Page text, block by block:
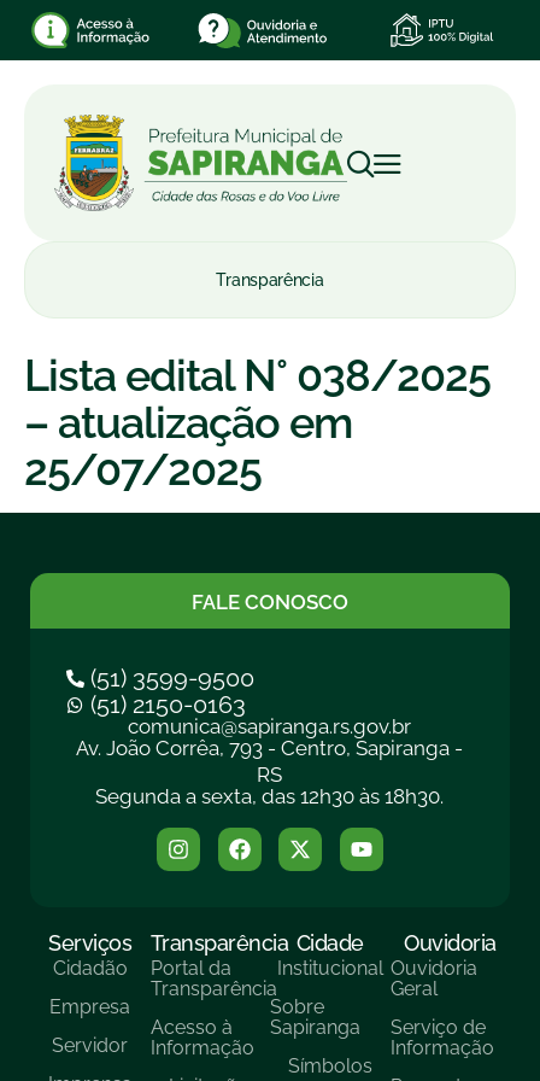
Transparência
Lista edital N° 038/2025
– atualização em
25/07/2025
FALE CONOSCO
(51) 3599-9500
(51) 2150-0163
comunica@sapiranga.rs.gov.br
Av. João Corrêa, 793 - Centro, Sapiranga -
RS
Segunda a sexta, das 12h30 às 18h30.
Serviços
Cidadão
Empresa
Servidor
Transparência
Portal da
Transparência
Acesso à
Informação
Cidade
Institucional
Sobre
Sapiranga
Símbolos
Ouvidoria
Ouvidoria
Geral
Serviço de
Informação